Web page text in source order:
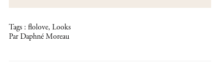
Tags : flolove, Looks
Par Daphné Moreau